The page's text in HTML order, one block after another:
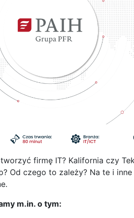
firmę IT? Kalifornia czy
Od czego to zależy? Na te i
m.in. o tym: